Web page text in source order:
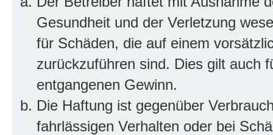
Gesundheit und der Verletzung
für Schäden, die auf einem
zurückzuführen sind. Dies gilt auch
entgangenen Gewinn.
Die Haftung ist gegenüber
fahrlässigen Verhalten oder bei